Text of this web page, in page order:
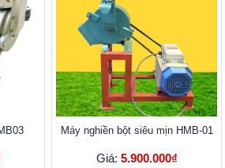
Máy nghiền bột siêu mịn HMB-01
Giá: 5.900.000₫